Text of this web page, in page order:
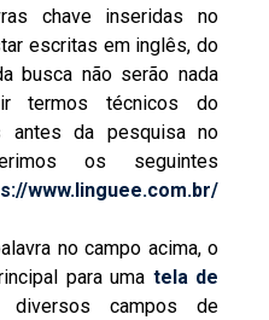
chave inseridas no
escritas em inglês, do
busca não serão nada
termos técnicos do
antes da pesquisa no
os seguintes
www.linguee.com.br/
no campo acima, o
para uma tela de
diversos campos de